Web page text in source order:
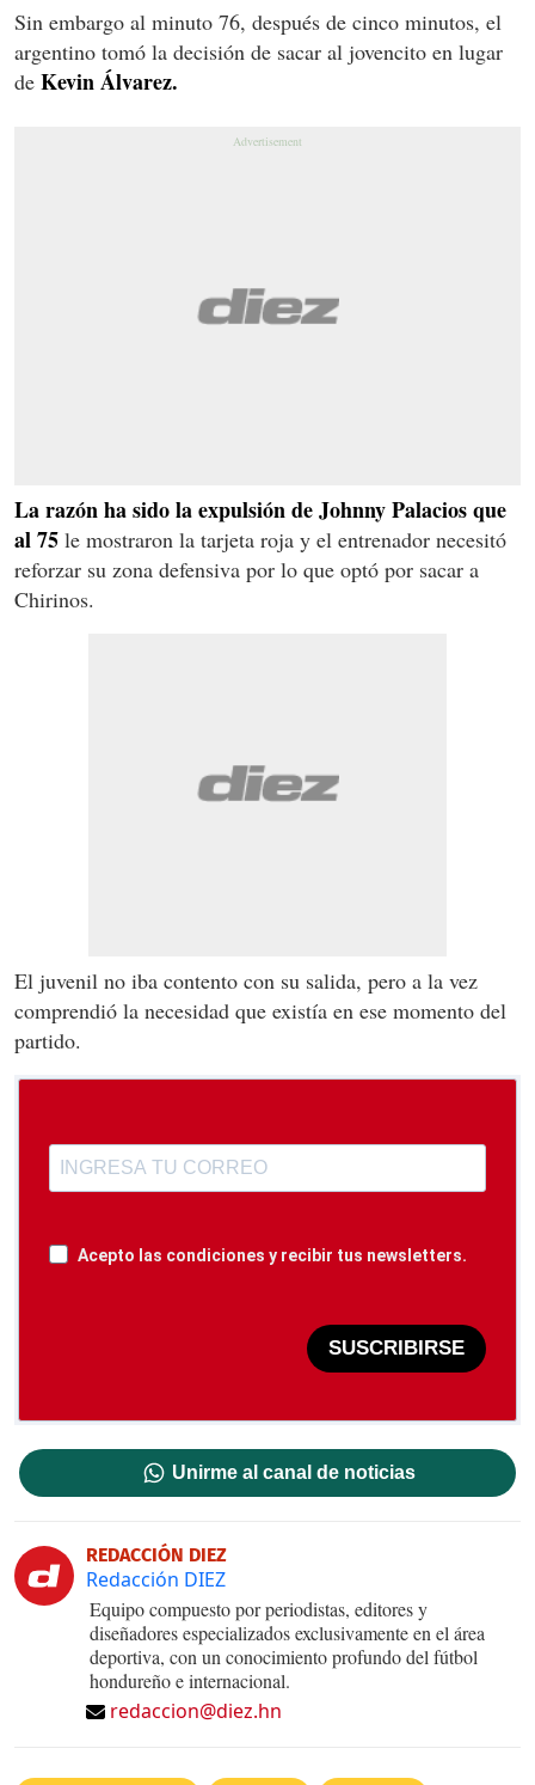
Sin embargo al minuto 76, después de cinco minutos, el
argentino tomó la decisión de sacar al jovencito en lugar
de Kevin Álvarez.
La razón ha sido la expulsión de Johnny Palacios que
al 75 le mostraron la tarjeta roja y el entrenador necesitó
reforzar su zona defensiva por lo que optó por sacar a
Chirinos.
El juvenil no iba contento con su salida, pero a la vez
comprendió la necesidad que existía en ese momento del
partido.
Acepto las condiciones y recibir tus newsletters.
SUSCRIBIRSE
Unirme al canal de noticias
REDACCIÓN DIEZ
Redacción DIEZ
Equipo compuesto por periodistas, editores y
diseñadores especializados exclusivamente en el área
deportiva, con un conocimiento profundo del fútbol
hondureño e internacional.
redaccion@diez.hn